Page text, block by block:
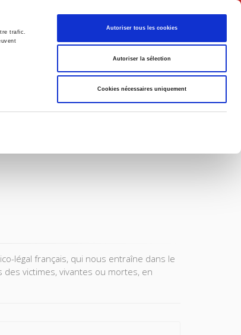
trafic.
Autoriser tous les cookies
Autoriser la sélection
Cookies nécessaires uniquement
Français
légal français, qui nous entraîne dans le
victimes, vivantes ou mortes, en